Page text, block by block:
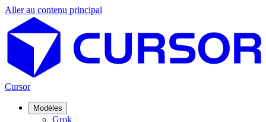
Aller au contenu principal
Cursor
Modèles
Grok